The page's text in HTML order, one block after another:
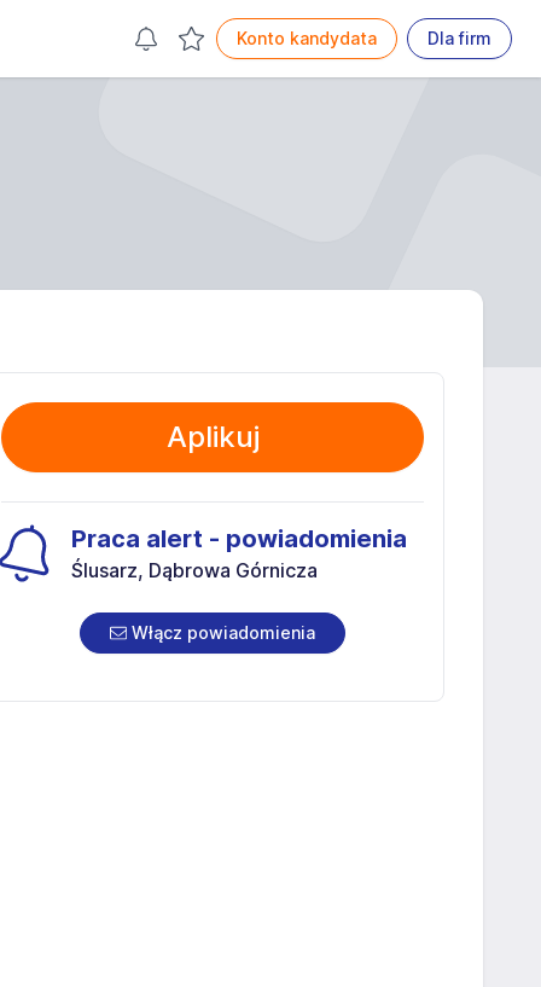
Konto kandydata Dla firm
Aplikuj
Praca alert - powiadomienia
Ślusarz, Dąbrowa Górnicza
Włącz powiadomienia